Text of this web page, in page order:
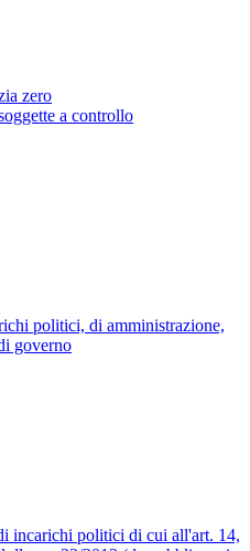
zero
a controllo
politici, di amministrazione,
governo
incarichi politici di cui all'art. 14,